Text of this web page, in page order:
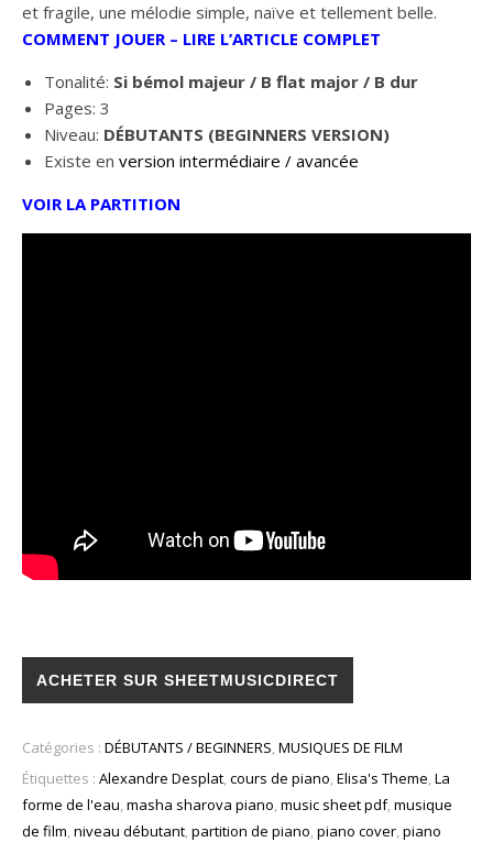
et fragile, une mélodie simple, naïve et tellement belle.
COMMENT JOUER – LIRE L’ARTICLE COMPLET
Tonalité: Si bémol majeur / B flat major / B dur
Pages: 3
Niveau: DÉBUTANTS (BEGINNERS VERSION)
Existe en version intermédiaire / avancée
VOIR LA PARTITION
ACHETER SUR SHEETMUSICDIRECT
Catégories : DÉBUTANTS / BEGINNERS,MUSIQUES DE FILM
Étiquettes : Alexandre Desplat,cours de piano,Elisa's Theme,La
forme de l'eau,masha sharova piano,music sheet pdf,musique
de film,niveau débutant,partition de piano,piano cover,piano